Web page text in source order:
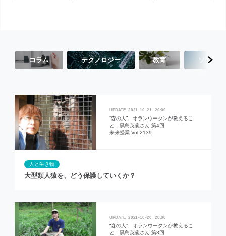
コラム テクノロジー 教育 ソーシャ
2021 10 21 20:00
“森の人”、オランウータンが教えるこ
と 黒鳥英俊さん 第4回
未来授業 Vol.2139
人と生き物
大型類人猿を、どう保護していくか？
2021 10 20 20:00
“森の人”、オランウータンが教えるこ
と 黒鳥英俊さん 第3回